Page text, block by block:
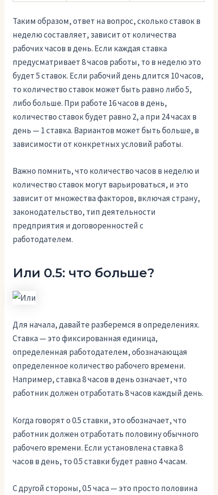
Таким образом, ответ на вопрос, сколько ставок в
неделю составляет, зависит от количества
рабочих часов в день. Если каждая ставка
предусматривает 8 часов работы, то в неделю это
будет 5 ставок. Если рабочий день длится 10 часов,
то количество ставок может быть равно либо 5,
либо больше. При работе 16 часов в день,
количество ставок будет равно 2, а при 24 часах в
день — 1 ставка. Вариантов может быть больше, в
зависимости от конкретных условий работы.
Важно помнить, что количество часов в неделю и
количество ставок могут варьироваться, и это
зависит от множества факторов, включая страну,
законодательство, тип деятельности
предприятия и договоренностей с
работодателем.
Или 0.5: что больше?
Для начала, давайте разберемся в определениях.
Ставка — это фиксированная единица,
определенная работодателем, обозначающая
определенное количество рабочего времени.
Например, ставка 8 часов в день означает, что
работник должен отработать 8 часов каждый день.
Когда говорят о 0.5 ставки, это обозначает, что
работник должен отработать половину обычного
рабочего времени. Если установлена ставка 8
часов в день, то 0.5 ставки будет равно 4 часам.
С другой стороны, 0.5 часа — это просто половина